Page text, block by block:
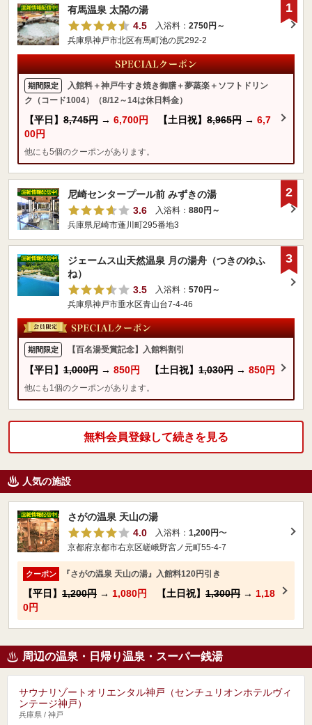
有馬温泉 太閤の湯
4.5
入浴料： 2750円～
兵庫県神戸市北区有馬町池の尻292-2
期間限定
入館料＋神戸牛すき焼き御膳＋夢蒸楽＋ソフトドリン
ク（コード1004）（8/12～14は休日料金）
【平日】 8,745円 → 6,700円 【土日祝】 8,965円 → 6,7
00円
他にも5個のクーポンがあります。
1
尼崎センタープール前 みずきの湯
3.6
入浴料： 880円～
兵庫県尼崎市蓬川町295番地3
2
ジェームス山天然温泉 月の湯舟（つきのゆふ
ね）
3.5
入浴料： 570円～
兵庫県神戸市垂水区青山台7-4-46
期間限定 【百名湯受賞記念】入館料割引
【平日】 1,000円 → 850円 【土日祝】 1,030円 → 850円
他にも1個のクーポンがあります。
3
無料会員登録して続きを見る
人気の施設
さがの温泉 天山の湯
4.0
入浴料： 1,200円〜
京都府京都市右京区嵯峨野宮ノ元町55-4-7
クーポン 『さがの温泉 天山の湯』入館料120円引き
【平日】 1,200円 → 1,080円 【土日祝】 1,300円 → 1,18
0円
周辺の温泉・日帰り温泉・スーパー銭湯
サウナリゾートオリエンタル神戸（センチュリオンホテルヴィ
ンテージ神戸）
兵庫県 / 神戸